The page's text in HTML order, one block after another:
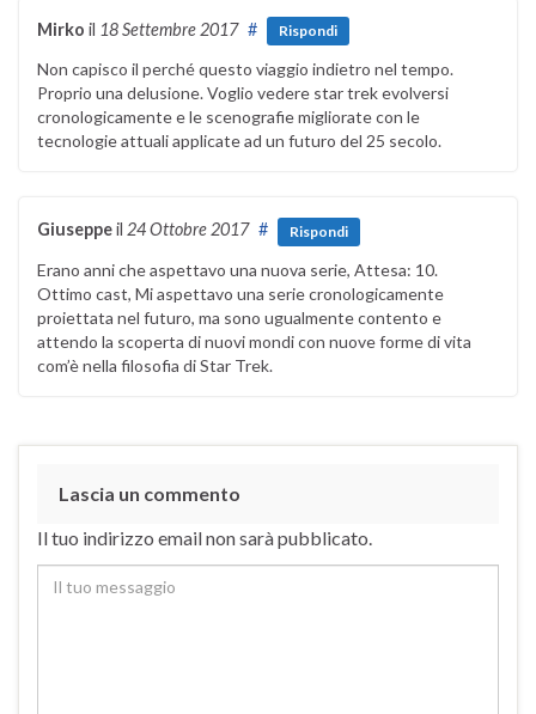
Mirko il 18 Settembre 2017 # Rispondi
Non capisco il perché questo viaggio indietro nel tempo.
Proprio una delusione. Voglio vedere star trek evolversi
cronologicamente e le scenografie migliorate con le
tecnologie attuali applicate ad un futuro del 25 secolo.
Giuseppeil 24 Ottobre 2017 # Rispondi
Erano anni che aspettavo una nuova serie, Attesa: 10.
Ottimo cast, Mi aspettavo una serie cronologicamente
proiettata nel futuro, ma sono ugualmente contento e
attendo la scoperta di nuovi mondi con nuove forme di vita
com’è nella filosofia di Star Trek.
Lascia un commento
Il tuo indirizzo email non sarà pubblicato.